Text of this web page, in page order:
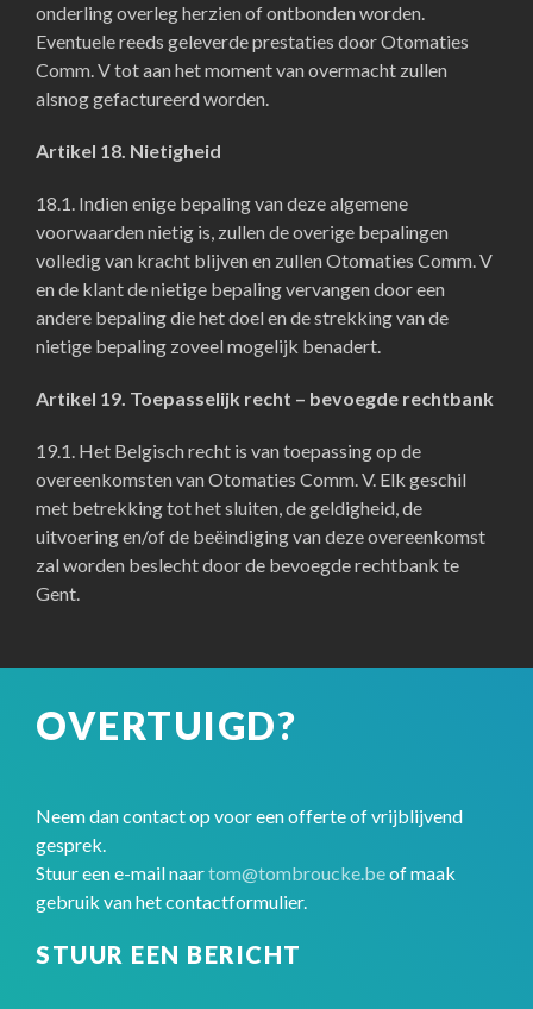
onderling overleg herzien of ontbonden worden.
Eventuele reeds geleverde prestaties door Otomaties
Comm. V tot aan het moment van overmacht zullen
alsnog gefactureerd worden.
Artikel 18. Nietigheid
18.1. Indien enige bepaling van deze algemene
voorwaarden nietig is, zullen de overige bepalingen
volledig van kracht blijven en zullen Otomaties Comm. V
en de klant de nietige bepaling vervangen door een
andere bepaling die het doel en de strekking van de
nietige bepaling zoveel mogelijk benadert.
Artikel 19. Toepasselijk recht – bevoegde rechtbank
19.1. Het Belgisch recht is van toepassing op de
overeenkomsten van Otomaties Comm. V. Elk geschil
met betrekking tot het sluiten, de geldigheid, de
uitvoering en/of de beëindiging van deze overeenkomst
zal worden beslecht door de bevoegde rechtbank te
Gent.
OVERTUIGD?
Neem dan contact op voor een offerte of vrijblijvend
gesprek.
Stuur een e-mail naartom@tombroucke.beof maak
gebruik van het contactformulier.
STUUR EEN BERICHT